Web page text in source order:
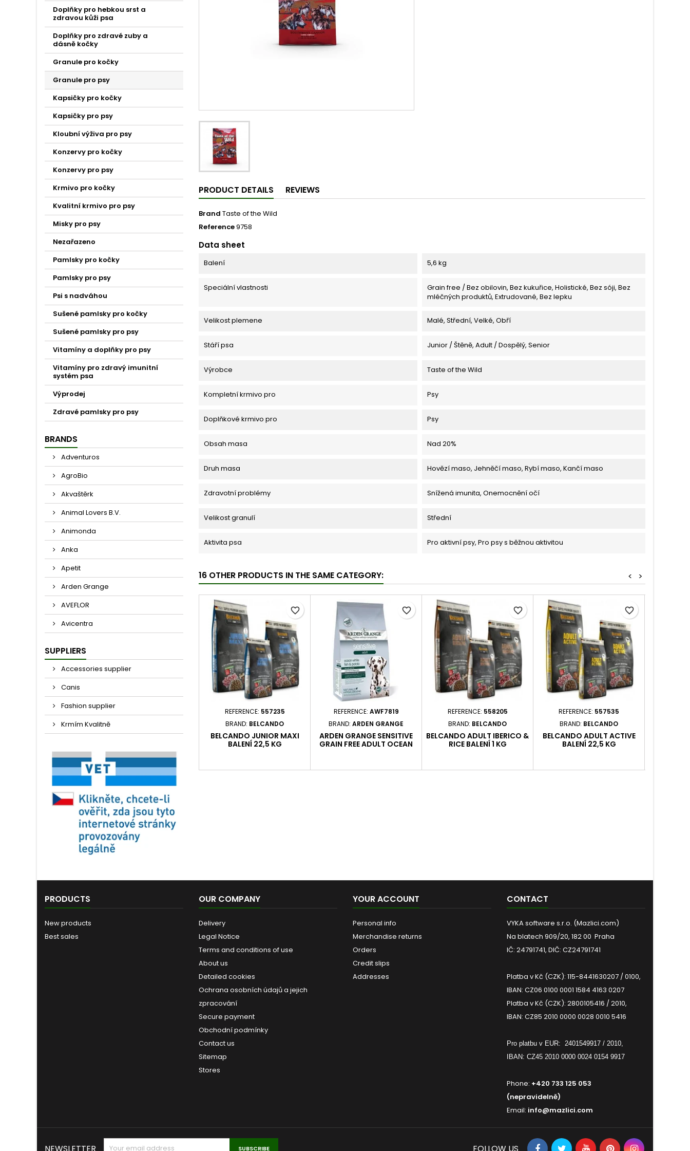
Doplňky pro hebkou srst a
zdravou kůži psa
Doplňky pro zdravé zuby a
dásně kočky
Granule pro kočky
Granule pro psy
Kapsičky pro kočky
Kapsičky pro psy
Kloubní výživa pro psy
Konzervy pro kočky
Konzervy pro psy
Krmivo pro kočky
Kvalitní krmivo pro psy
Misky pro psy
Nezařazeno
Pamlsky pro kočky
Pamlsky pro psy
Psi s nadváhou
Sušené pamlsky pro kočky
Sušené pamlsky pro psy
Vitamíny a doplňky pro psy
Vitamíny pro zdravý imunitní
systém psa
Výprodej
Zdravé pamlsky pro psy
BRANDS
Adventuros
AgroBio
Akvaštěrk
Animal Lovers B.V.
Animonda
Anka
Apetit
Arden Grange
AVEFLOR
Avicentra
SUPPLIERS
Accessories supplier
Canis
Fashion supplier
Krmím Kvalitně
PRODUCT DETAILS REVIEWS
Brand Taste of the Wild
Reference9758
Data sheet
Balení 5,6 kg
Speciální vlastnosti
Grain free / Bez obilovin, Bez kukuřice, Holistické, Bez sóji, Bez
mléčných produktů, Extrudované, Bez lepku
Velikost plemene Malé, Střední, Velké, Obří
Stáří psa Junior / Štěně, Adult / Dospělý, Senior
Výrobce Taste of the Wild
Kompletní krmivo pro Psy
Doplňkové krmivo pro Psy
Obsah masa Nad 20%
Druh masa Hovězí maso, Jehněčí maso, Rybí maso, Kančí maso
Zdravotní problémy Snížená imunita, Onemocnění očí
Velikost granulí Střední
Aktivita psa Pro aktivní psy, Pro psy s běžnou aktivitou
16 OTHER PRODUCTS IN THE SAME CATEGORY: >
<
REFERENCE: 557235
BRAND: BELCANDO
BELCANDO JUNIOR MAXI
BALENÍ 22,5 KG
favorite_border
REFERENCE: AWF7819
BRAND: ARDEN GRANGE
ARDEN GRANGE SENSITIVE
GRAIN FREE ADULT OCEAN
favorite_border
REFERENCE: 558205
BRAND: BELCANDO
BELCANDO ADULT IBERICO &
RICE BALENÍ 1 KG
favorite_border
REFERENCE: 557535
BRAND: BELCANDO
BELCANDO ADULT ACTIVE
BALENÍ 22,5 KG
favorite_border
PRODUCTS
New products
Best sales
OUR COMPANY
Delivery
Legal Notice
Terms and conditions of use
About us
Detailed cookies
Ochrana osobních údajů a jejich
zpracování
Secure payment
Obchodní podmínky
Contact us
Sitemap
Stores
YOUR ACCOUNT
Personal info
Merchandise returns
Orders
Credit slips
Addresses
CONTACT
VYKA software s.r.o. (Mazlici.com)
Na blatech 909/20, 182 00 Praha
IČ: 24791741, DIČ: CZ24791741
Platba v Kč (CZK): 115-8441630207 / 0100,
IBAN: CZ06 0100 0001 1584 4163 0207
Platba v Kč (CZK): 2800105416 / 2010,
IBAN: CZ85 2010 0000 0028 0010 5416
Pro platbu v EUR: 2401549917 / 2010,
IBAN: CZ45 2010 0000 0024 0154 9917
Phone: +420 733 125 053
(nepravidelně)
Email: info@mazlici.com